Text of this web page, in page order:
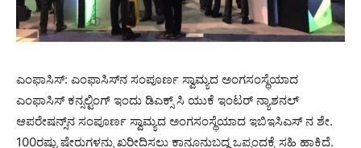
ಎಂಫಾಸಿಸ್: ಎಂಫಾಸಿಸ್‌ನ ಸಂಪೂರ್ಣ ಸ್ವಾಮ್ಯದ ಅಂಗಸಂಸ್ಥೆಯಾದ
ಎಂಫಾಸಿಸ್ ಕನ್ಸಲ್ಟಿಂಗ್ ಇಂದು ಡಿಎಕ್ಸ್ ‌ಸಿ ಯುಕೆ ಇಂಟರ್ ‌ನ್ಯಾಶನಲ್
ಆಪರೇಷನ್ಸ್‌ನ ಸಂಪೂರ್ಣ ಸ್ವಾಮ್ಯದ ಅಂಗಸಂಸ್ಥೆಯಾದ ಇಬಿಇಸಿಎಸ್ ‌ನ ಶೇ.
100ರಷ್ಟು ಷೇರುಗಳನ್ನು ಖರೀದಿಸಲು ಕಾನೂನುಬದ್ಧ ಒಪ್ಪಂದಕ್ಕೆ ಸಹಿ ಹಾಕಿದೆ.